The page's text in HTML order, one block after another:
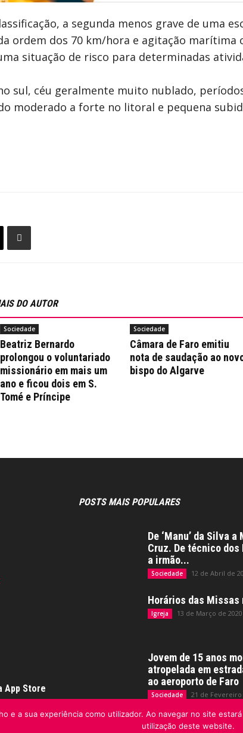
a segunda menos grave de uma
ordem dos 70 km/hora e agitação marítima
situação de risco para determinadas
sul, céu geralmente muito nublado,
moderado a forte no litoral e pequena
DO AUTOR
Sociedade
Beatriz Bernardo
prolongou o voluntariado
missionário em mais um
ano e ficou dois em S.
Tomé e Príncipe
Sociedade
Câmara de Faro emitiu
nota de saudação ao
bispo do Algarve
POSTS MAIS POPULARES
De ‘Manu’ da Silva a
Cruz. De técnico dos
a irmão...
Sociedade 12 de Abril de
Horários das
Igreja 13 de Março de 2020
Jovem de 15 anos
atropelada em
ao aeroporto de Faro
Sociedade 21 de Fevereiro
e a sua experiência como utilizador. Ao navegar no site
utilização deste website.